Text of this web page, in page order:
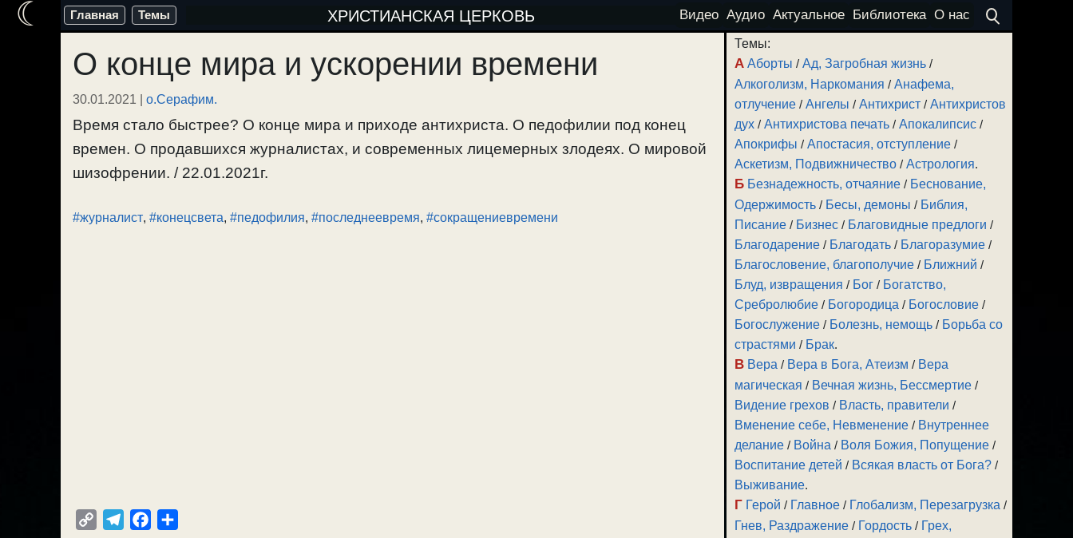
Перейти
содержимому
Главная Темы ХРИСТИАНСКАЯ ЦЕРКОВЬ Видео Аудио Актуальное Библиотека О нас
О конце мира и ускорении времени
30.01.2021 | о.Серафим.
Время стало быстрее? О конце мира и приходе антихриста. О педофилии под конец
времен. О продавшихся журналистах, и современных лицемерных злодеях. О мировой
шизофрении. / 22.01.2021г.
#журналист, #конецсвета, #педофилия, #последнеевремя, #сокращениевремени
Темы:
А Аборты /Ад, Загробная жизнь /
Алкоголизм, Наркомания /Анафема,
отлучение /Ангелы /Антихрист /Антихристов
дух /Антихристова печать /Апокалипсис /
Апокрифы /Апостасия, отступление /
Аскетизм, Подвижничество /Астрология.
Б Безнадежность, отчаяние / Беснование,
Одержимость / Бесы, демоны / Библия,
Писание / Бизнес / Благовидные предлоги /
Благодарение / Благодать / Благоразумие /
Благословение, благополучие / Ближний /
Блуд, извращения / Бог / Богатство,
Сребролюбие / Богородица / Богословие /
Богослужение / Болезнь, немощь / Борьба со
страстями / Брак.
В Вера / Вера в Бога, Атеизм / Вера
магическая / Вечная жизнь, Бессмертие /
Видение грехов / Власть, правители /
Вменение себе, Невменение / Внутреннее
делание / Война / Воля Божия, Попущение /
Воспитание детей / Всякая власть от Бога? /
Выживание.
Г Герой / Главное / Глобализм, Перезагрузка /
Гнев, Раздражение / Гордость / Грех,
☾